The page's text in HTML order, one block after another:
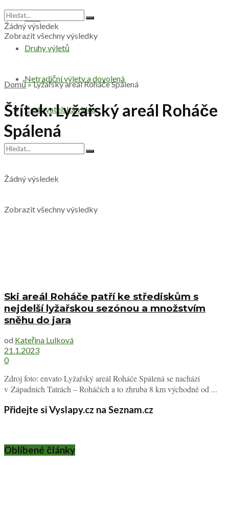
Svět
Druhy výletů
Netradiční výlety a dovolená
Cestovatelská videa
Žádný výsledek
Zobrazit všechny výsledky
Žádný výsledek
Zobrazit všechny výsledky
Domů»Lyžařský areál Roháče Spálená
Štítek:Lyžařský areál Roháče
Spálená
Ski areál Roháče patří ke střediskům s
nejdelší lyžařskou sezónou a množstvím
sněhu do jara
od Kateřina Lulková
21.1.2023
0
Zdroj foto: envato Lyžařský areál Roháče Spálená se nachází
v Západních Tatrách – Roháčích a to zhruba 8 km východně od ...
Přidejte si Vyslapy.cz na Seznam.cz
Oblíbené články